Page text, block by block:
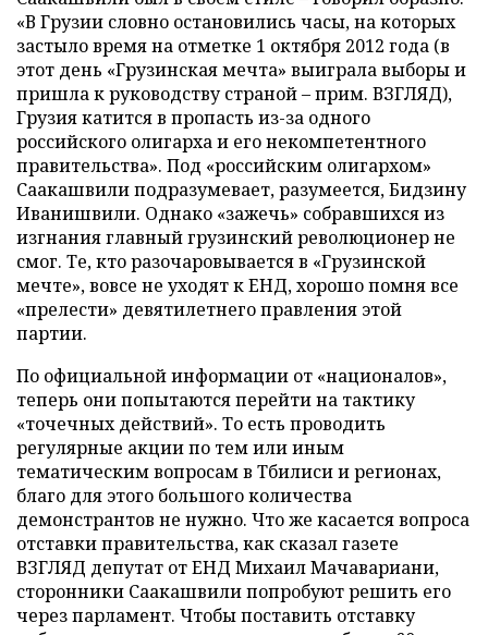
«В Грузии словно остановились часы, на которых
застыло время на отметке 1 октября 2012 года (в
этот день «Грузинская мечта» выиграла выборы и
пришла к руководству страной – прим. ВЗГЛЯД),
Грузия катится в пропасть из-за одного
российского олигарха и его некомпетентного
правительства». Под «российским олигархом»
Саакашвили подразумевает, разумеется, Бидзину
Иванишвили. Однако «зажечь» собравшихся из
изгнания главный грузинский революционер не
смог. Те, кто разочаровывается в «Грузинской
мечте», вовсе не уходят к ЕНД, хорошо помня все
«прелести» девятилетнего правления этой
партии.
По официальной информации от «националов»,
теперь они попытаются перейти на тактику
«точечных действий». То есть проводить
регулярные акции по тем или иным
тематическим вопросам в Тбилиси и регионах,
благо для этого большого количества
демонстрантов не нужно. Что же касается вопроса
отставки правительства, как сказал газете
ВЗГЛЯД депутат от ЕНД Михаил Мачавариани,
сторонники Саакашвили попробуют решить его
через парламент. Чтобы поставить отставку